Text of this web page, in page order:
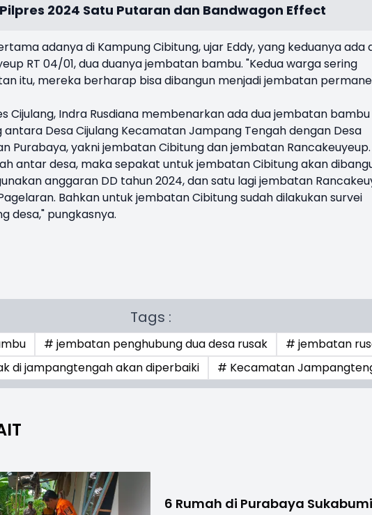
2024 Satu Putaran dan Bandwagon Effect
adanya di Kampung Cibitung, ujar Eddy, yang keduanya ada
RT 04/01, dua duanya jembatan bambu. "Kedua warga sering
itu, mereka berharap bisa dibangun menjadi jembatan
Cijulang, Indra Rusdiana membenarkan ada dua jembatan bambu
Desa Cijulang Kecamatan Jampang Tengah dengan Desa
Purabaya, yakni jembatan Cibitung dan jembatan Rancakeuyeup.
antar desa, maka sepakat untuk jembatan Cibitung akan
anggaran DD tahun 2024, dan satu lagi jembatan
Bahkan untuk jembatan Cibitung sudah dilakukan survei
desa," pungkasnya.
Tags :
# jembatan penghubung dua desa rusak
# jembatan
di jampangtengah akan diperbaiki
# Kecamatan
6 Rumah di Purabaya Sukabumi